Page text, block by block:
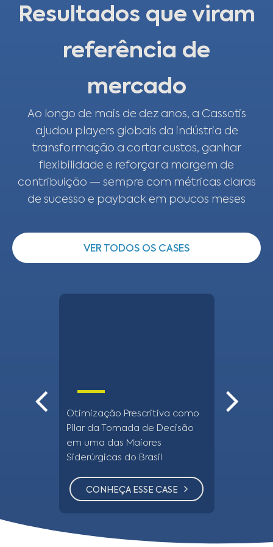
Resultados que viram
referência de
mercado
Ao longo de mais de dez anos, a Cassotis
ajudou players globais da indústria de
transformação a cortar custos, ganhar
flexibilidade e reforçar a margem de
contribuição — sempre com métricas claras
de sucesso e payback em poucos meses
VER TODOS OS CASES
Otimização Prescritiva como
Pilar da Tomada de Decisão
em uma das Maiores
Siderúrgicas do Brasil
CONHEÇA ESSE CASE